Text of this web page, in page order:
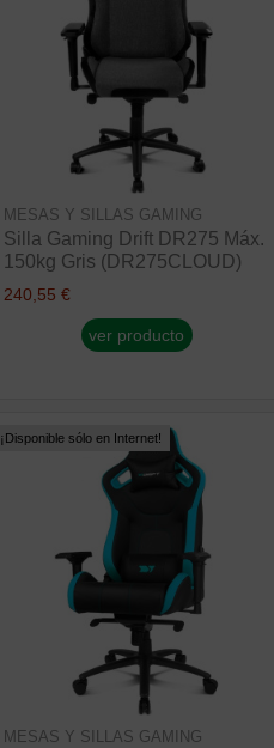
MESAS Y SILLAS GAMING
Silla Gaming Drift DR275 Máx.
150kg Gris (DR275CLOUD)
240,55 €
ver producto
¡Disponible sólo en Internet!
MESAS Y SILLAS GAMING